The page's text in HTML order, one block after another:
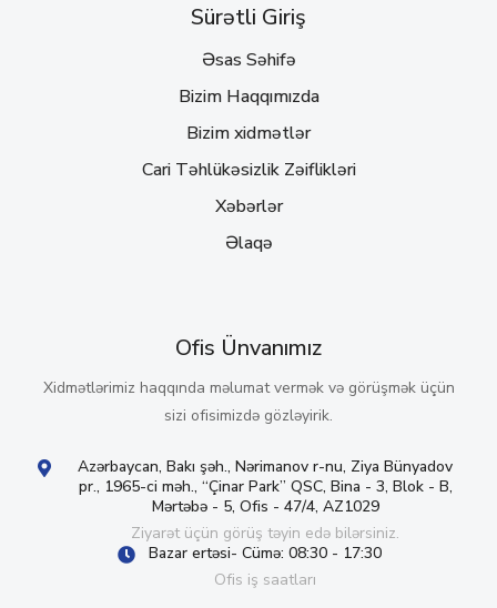
Sürətli Giriş
Əsas Səhifə
Bizim Haqqımızda
Bizim xidmətlər
Cari Təhlükəsizlik Zəiflikləri
Xəbərlər
Əlaqə
Ofis Ünvanımız
Xidmətlərimiz haqqında məlumat vermək və görüşmək üçün
sizi ofisimizdə gözləyirik.
Azərbaycan, Bakı şəh., Nərimanov r-nu, Ziya Bünyadov
pr., 1965-ci məh., “Çinar Park” QSC, Bina - 3, Blok - B,
Mərtəbə - 5, Ofis - 47/4, AZ1029
Ziyarət üçün görüş təyin edə bilərsiniz.
Bazar ertəsi- Cümə: 08:30 - 17:30
Ofis iş saatları